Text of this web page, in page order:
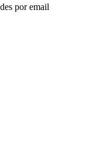
por email